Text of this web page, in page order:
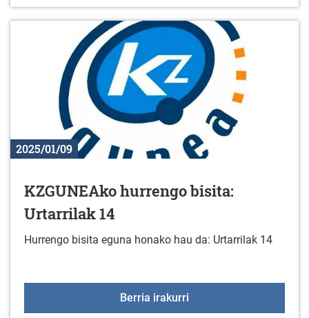
2025/01/09
KZGUNEAko hurrengo bisita:
Urtarrilak 14
Hurrengo bisita eguna honako hau da: Urtarrilak 14
Berria irakurri